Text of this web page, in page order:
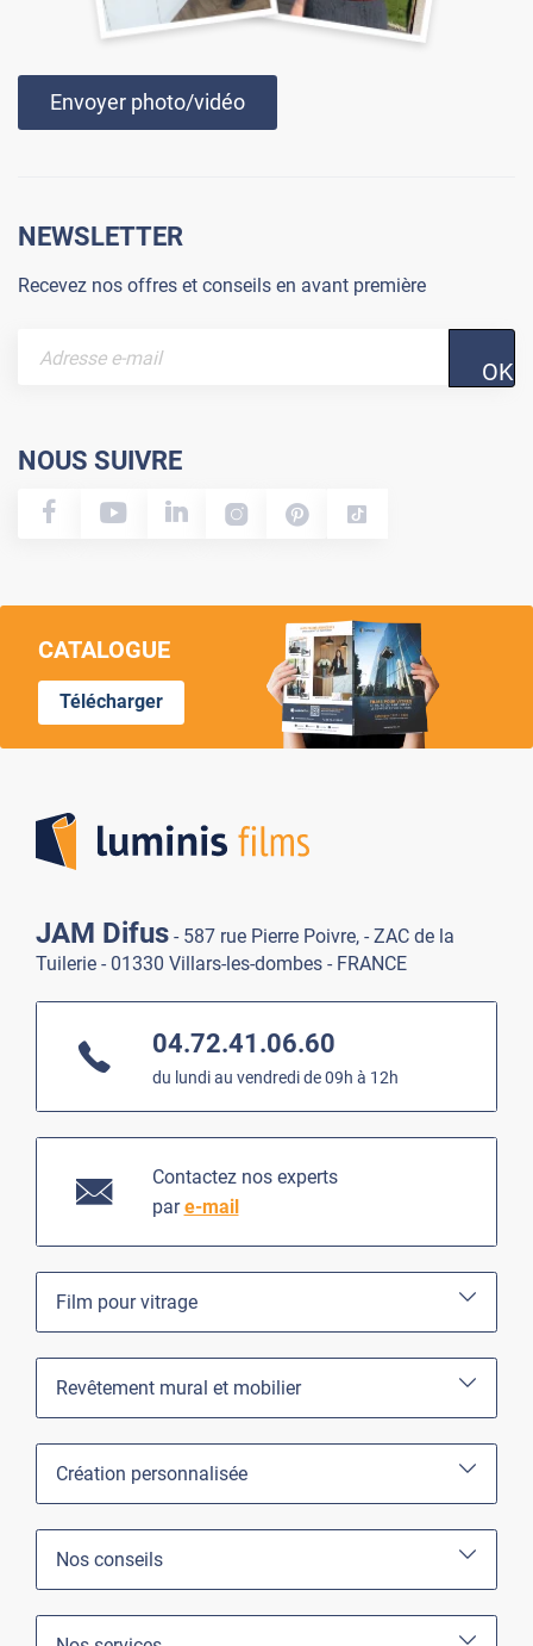
Envoyer photo/vidéo
NEWSLETTER
Recevez nos offres et conseils en avant première
OK
NOUS SUIVRE
CATALOGUE
Télécharger
JAM Difus - 587 rue Pierre Poivre, - ZAC de la
Tuilerie - 01330 Villars-les-dombes - FRANCE
04.72.41.06.60
du lundi au vendredi de 09h à 12h
Contactez nos experts
pare-mail
Film pour vitrage
Revêtement mural et mobilier
Création personnalisée
Nos conseils